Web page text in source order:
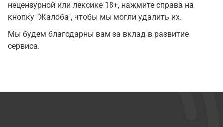
нецензурной или лексике 18+, нажмите справа на
кнопку "Жалоба", чтобы мы могли удалить их.
Мы будем благодарны вам за вклад в развитие
сервиса.